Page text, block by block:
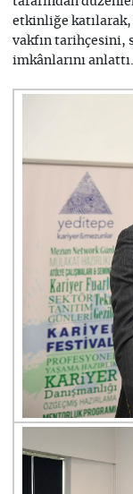
etkinliğe katılarak,
vakfın tarihçesini,
imkânlarını anlattı.